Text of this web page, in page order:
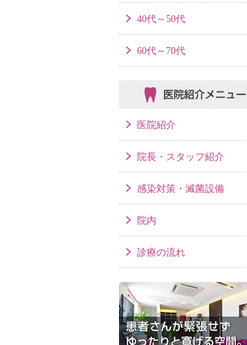
40代～50代
60代～70代
医院紹介メニュー
医院紹介
院長・スタッフ紹介
感染対策・滅菌設備
院内
診療の流れ